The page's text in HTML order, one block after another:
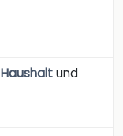
Haushaltund